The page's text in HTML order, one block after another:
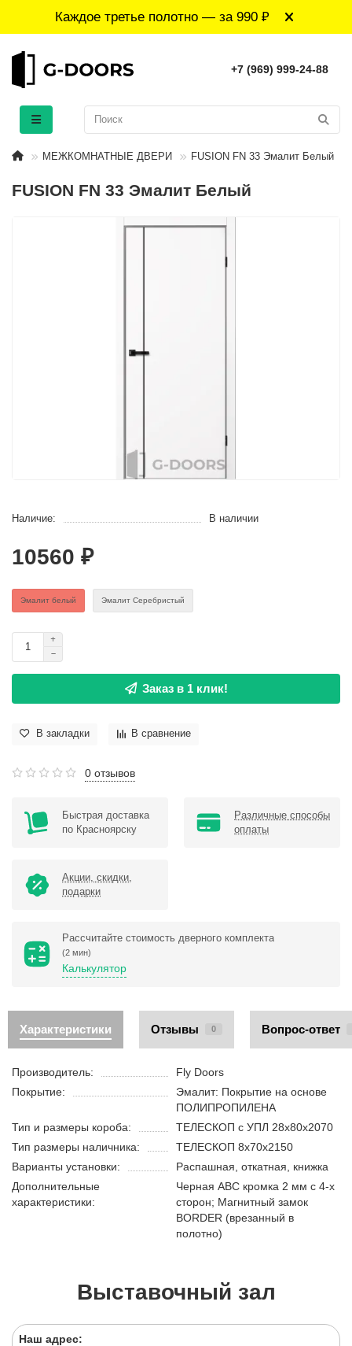
Каждое третье полотно — за 990 ₽
+7 (969) 999-24-88
МЕЖКОМНАТНЫЕ ДВЕРИ FUSION FN 33 Эмалит Белый
FUSION FN 33 Эмалит Белый
Наличие: В наличии
10560 ₽
Эмaлит белый Эмалит Серебристый
Заказ в 1 клик!
В закладки В сравнение
0 отзывов
Быстрая доставка
по Красноярску
Различные способы
оплаты
Акции, скидки,
подарки
Рассчитайте стоимость дверного комплекта
(2 мин)
Калькулятор
Характеристики Отзывы 0 Вопрос-ответ
Производитель:
Fly Doors
Покрытие:
Эмалит: Покрытие на основе
ПОЛИПРОПИЛЕНА
Тип и размеры короба:
ТЕЛЕСКОП с УПЛ 28х80х2070
Тип размеры наличника:
ТЕЛЕСКОП 8х70х2150
Варианты установки:
Распашная, откатная, книжка
Дополнительные
характеристики:
Черная АВС кромка 2 мм с 4-х
сторон; Магнитный замок
BORDER (врезанный в
полотно)
Выставочный зал
Наш адрес: